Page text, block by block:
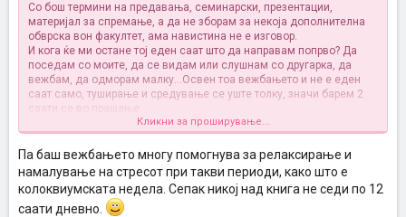
Со бош термини на предавања, семинарски, презентации,
материјал за спремање, а да не зборам за некоја дополнителна
обврска вон факултет, ама навистина не е изговор.
И кога ќе ми остане тој еден саат што да направам попрво? Да
поседам со моите, да се видам или слушнам со другарка, да
вежбам, да одморам малку...Освен тоа вежбањето и не е еден
саат само, туширање и средување се уште толку, значи барем 2
саати се во прашање.
Значи стојам зад тоа дека барем кога идат колоквиуми јас
навистина не успевам да вежбам, зборам за редовно вежбање
од 3-4 пати неделно, се трудам за викенд да надокнадам. И колку
да кажам, не сум од тие тромави и мрзливи, напротив, уживам
кога вежбам и имам кондиција.
Ама ете, барем секој ден се враќам пешки од факултет, тоа ми се
фаќа околу 30-40мин.
Кликни за проширување...
Па баш вежбањето многу помогнува за релаксирање и
намалување на стресот при такви периоди, како што е
колоквиумската недела. Сепак никој над книга не седи по 12
саати дневно.